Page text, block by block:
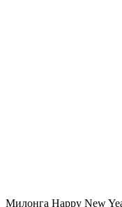
Милонга Happy New